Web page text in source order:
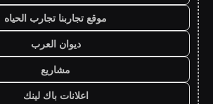
موقع تجاربنا تجارب الحياه
ديوان العرب
مشاريع
اعلانات باك لينك